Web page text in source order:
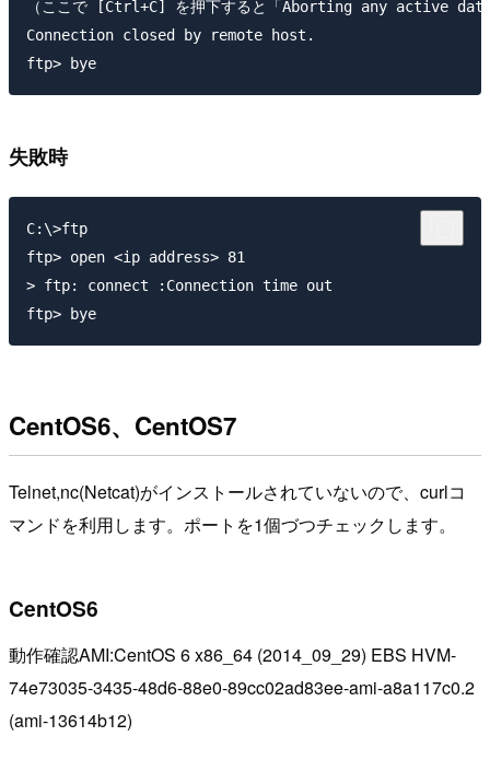
（ここで [Ctrl+C] を押下すると「Aborting any active
Connection closed by remote host.
失敗時
C:\>ftp
ftp> open <ip address> 81
> ftp: connect :Connection time out
CentOS6、CentOS7
Telnet,nc(Netcat)がインストールされていないので、curlコ
マンドを利用します。ポートを1個づつチェックします。
CentOS6
動作確認AMI:CentOS 6 x86_64 (2014_09_29) EBS HVM-
74e73035-3435-48d6-88e0-89cc02ad83ee-ami-a8a117c0.2
(ami-13614b12)